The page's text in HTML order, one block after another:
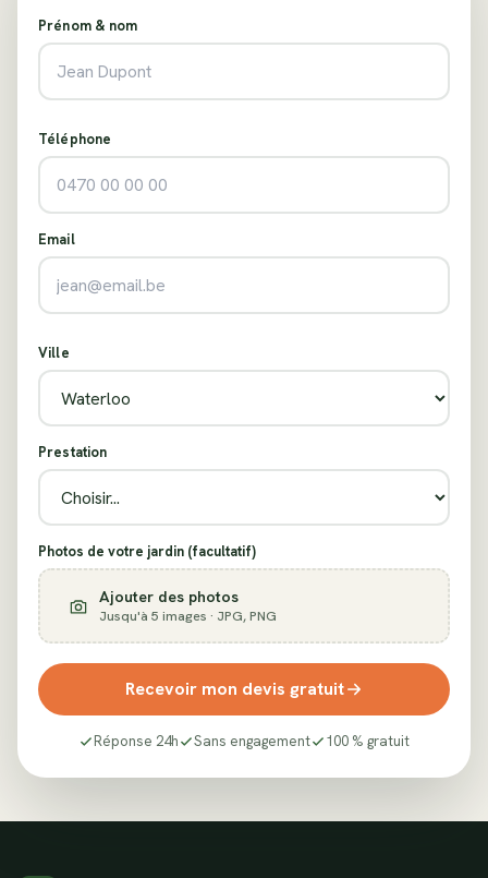
Prénom & nom
Téléphone
Email
Ville
Prestation
Photos de votre jardin (facultatif)
Ajouter des photos
Jusqu'à 5 images · JPG, PNG
Recevoir mon devis gratuit
Réponse 24h Sans engagement 100 % gratuit